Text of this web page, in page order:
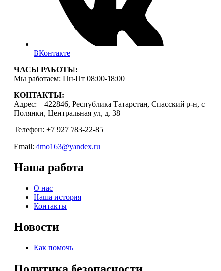
ВКонтакте
ЧАСЫ РАБОТЫ:
Мы работаем: Пн-Пт 08:00-18:00
КОНТАКТЫ:
Адрес: 422846, Республика Татарстан, Спасский р-н, с
Полянки, Центральная ул, д. 38
Телефон: +7 927 783-22-85
Email: dmo163@yandex.ru
Наша работа
О нас
Наша история
Контакты
Новости
Как помочь